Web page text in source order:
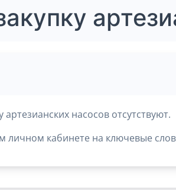
насосов отсутствуют.
личном кабинете на ключевые